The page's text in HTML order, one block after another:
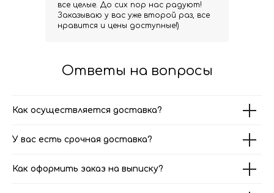
все целые. До сих пор нас радуют!
Заказываю у вас уже второй раз, все
нравится и цены доступные!)
Ответы на вопросы
Как осуществляется доставка?
У вас есть срочная доставка?
Как оформить заказ на выписку?